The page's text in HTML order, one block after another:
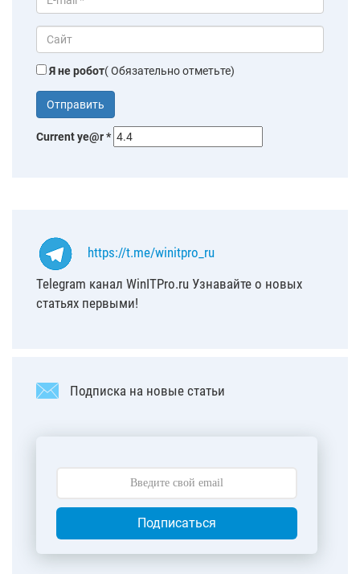
Я не робот( Обязательно отметьте)
Current ye@r*
https://t.me/winitpro_ru
Telegram канал WinITPro.ru Узнавайте о новых
статьях первыми!
Подписка на новые статьи
Подписаться